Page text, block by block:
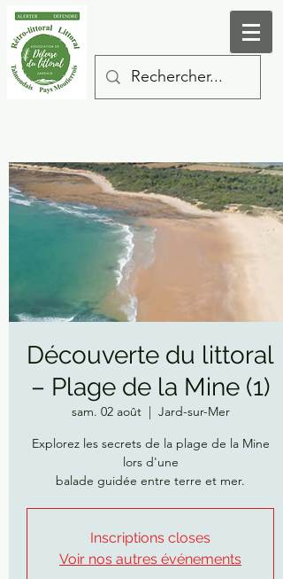
Découverte du littoral
– Plage de la Mine (1)
sam. 02 août
  |
Jard-sur-Mer
Explorez les secrets de la plage de la Mine
lors d'une
balade guidée entre terre et mer.
Inscriptions closes
Voir nos autres événements